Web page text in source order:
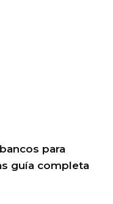
para
guía completa